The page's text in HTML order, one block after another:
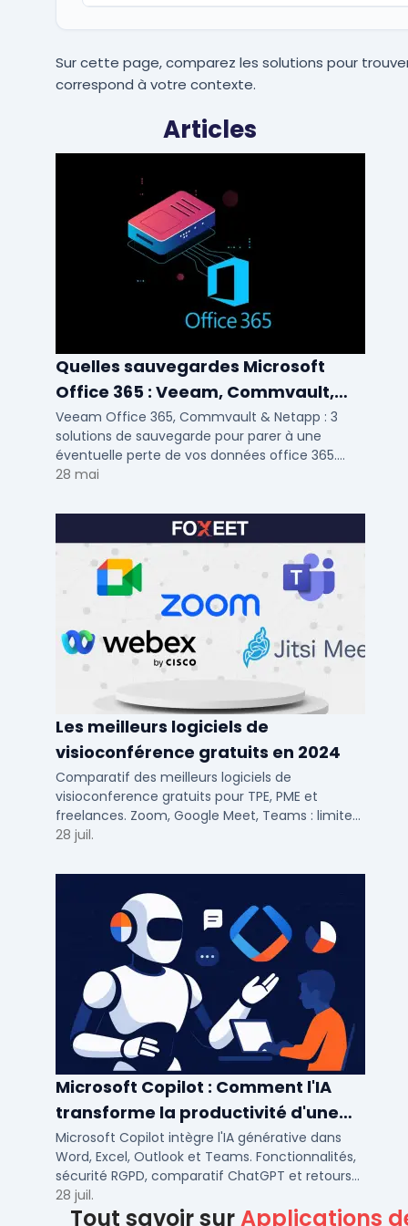
Sur cette page, comparez les solutions pour
correspond à votre contexte.
Articles
Quelles sauvegardes Microsoft
Office 365 : Veeam, Commvault,
Netapp
Veeam Office 365, Commvault & Netapp : 3
solutions de sauvegarde pour parer à une
éventuelle perte de vos données office 365.
Voici notre ...
28 mai
Les meilleurs logiciels de
visioconférence gratuits en 2024
Comparatif des meilleurs logiciels de
visioconference gratuits pour TPE, PME et
freelances. Zoom, Google Meet, Teams : limites,
participants, fonctions cles pour bien choisir.
28 juil.
Microsoft Copilot : Comment l'IA
transforme la productivité d'une
PME/ETI ?
Microsoft Copilot intègre l'IA générative dans
Word, Excel, Outlook et Teams. Fonctionnalités,
sécurité RGPD, comparatif ChatGPT et retours
concrets pour PME et ETI françaises.
28 juil.
Tout savoir surApplications